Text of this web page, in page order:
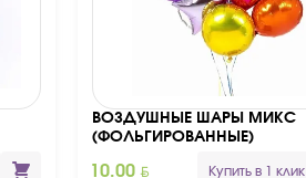
ВОЗДУШНЫЕ ШАРЫ МИКС
(ФОЛЬГИРОВАННЫЕ)
10.00 BYN Купить в 1 клик